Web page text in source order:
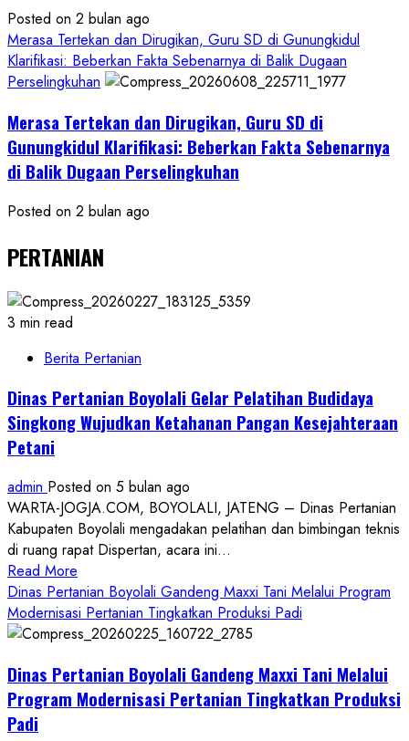
Posted on 2 bulan ago
Merasa Tertekan dan Dirugikan, Guru SD di Gunungkidul
Klarifikasi: Beberkan Fakta Sebenarnya di Balik Dugaan
Perselingkuhan
Merasa Tertekan dan Dirugikan, Guru SD di
Gunungkidul Klarifikasi: Beberkan Fakta Sebenarnya
di Balik Dugaan Perselingkuhan
Posted on 2 bulan ago
PERTANIAN
3 min read
Berita Pertanian
Dinas Pertanian Boyolali Gelar Pelatihan Budidaya
Singkong Wujudkan Ketahanan Pangan Kesejahteraan
Petani
admin Posted on 5 bulan ago
WARTA-JOGJA.COM, BOYOLALI, JATENG – Dinas Pertanian
Kabupaten Boyolali mengadakan pelatihan dan bimbingan teknis
di ruang rapat Dispertan, acara ini...
Read More
more
about
Dinas
Boyolali
Gelar
Dinas Pertanian Boyolali Gandeng Maxxi Tani Melalui Program
Modernisasi Pertanian Tingkatkan Produksi Padi
Dinas Pertanian Boyolali Gandeng Maxxi Tani Melalui
Program Modernisasi Pertanian Tingkatkan Produksi
Padi